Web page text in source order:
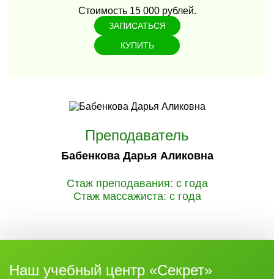
Стоимость 15 000 рублей.
ЗАПИСАТЬСЯ
КУПИТЬ
Преподаватель
Бабенкова Дарья Аликовна
Стаж преподавания: с года
Стаж массажиста: с года
Наш учебный центр «Секрет»